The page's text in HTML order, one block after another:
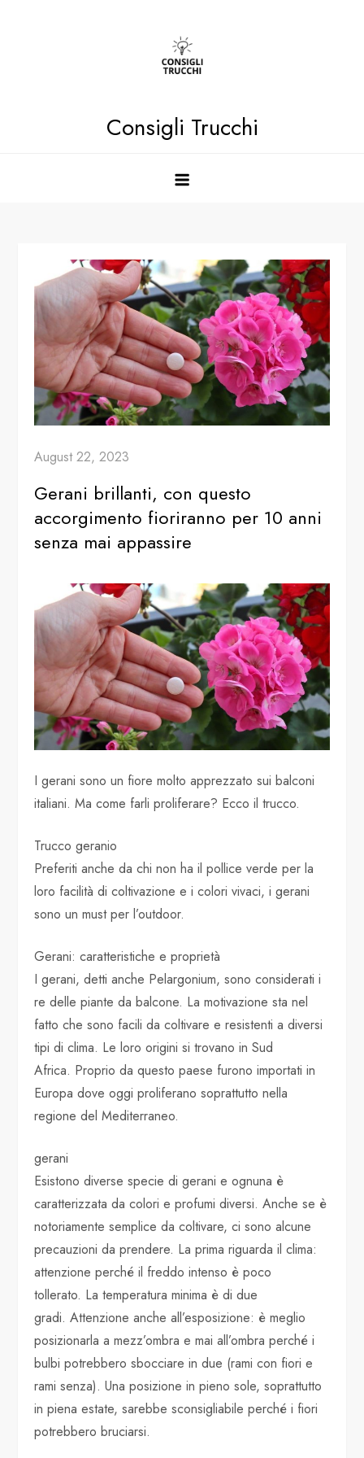
Consigli Trucchi
August 22, 2023
Gerani brillanti, con questo
accorgimento fioriranno per 10 anni
senza mai appassire
I gerani sono un fiore molto apprezzato sui balconi
italiani. Ma come farli proliferare? Ecco il trucco.
Trucco geranio
Preferiti anche da chi non ha il pollice verde per la
loro facilità di coltivazione e i colori vivaci, i gerani
sono un must per l’outdoor.
Gerani: caratteristiche e proprietà
I gerani, detti anche Pelargonium, sono considerati i
re delle piante da balcone. La motivazione sta nel
fatto che sono facili da coltivare e resistenti a diversi
tipi di clima. Le loro origini si trovano in Sud
Africa. Proprio da questo paese furono importati in
Europa dove oggi proliferano soprattutto nella
regione del Mediterraneo.
gerani
Esistono diverse specie di gerani e ognuna è
caratterizzata da colori e profumi diversi. Anche se è
notoriamente semplice da coltivare, ci sono alcune
precauzioni da prendere. La prima riguarda il clima:
attenzione perché il freddo intenso è poco
tollerato. La temperatura minima è di due
gradi. Attenzione anche all’esposizione: è meglio
posizionarla a mezz’ombra e mai all’ombra perché i
bulbi potrebbero sbocciare in due (rami con fiori e
rami senza). Una posizione in pieno sole, soprattutto
in piena estate, sarebbe sconsigliabile perché i fiori
potrebbero bruciarsi.